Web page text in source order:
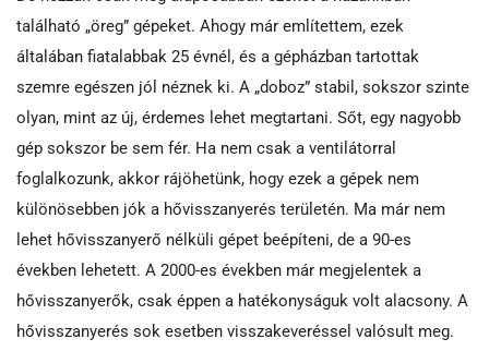
található „öreg” gépeket. Ahogy már említettem, ezek
általában fiatalabbak 25 évnél, és a gépházban tartottak
szemre egészen jól néznek ki. A „doboz” stabil, sokszor szinte
olyan, mint az új, érdemes lehet megtartani. Sőt, egy nagyobb
gép sokszor be sem fér. Ha nem csak a ventilátorral
foglalkozunk, akkor rájöhetünk, hogy ezek a gépek nem
különösebben jók a hővisszanyerés területén. Ma már nem
lehet hővisszanyerő nélküli gépet beépíteni, de a 90-es
években lehetett. A 2000-es években már megjelentek a
hővisszanyerők, csak éppen a hatékonyságuk volt alacsony. A
hővisszanyerés sok esetben visszakeveréssel valósult meg.